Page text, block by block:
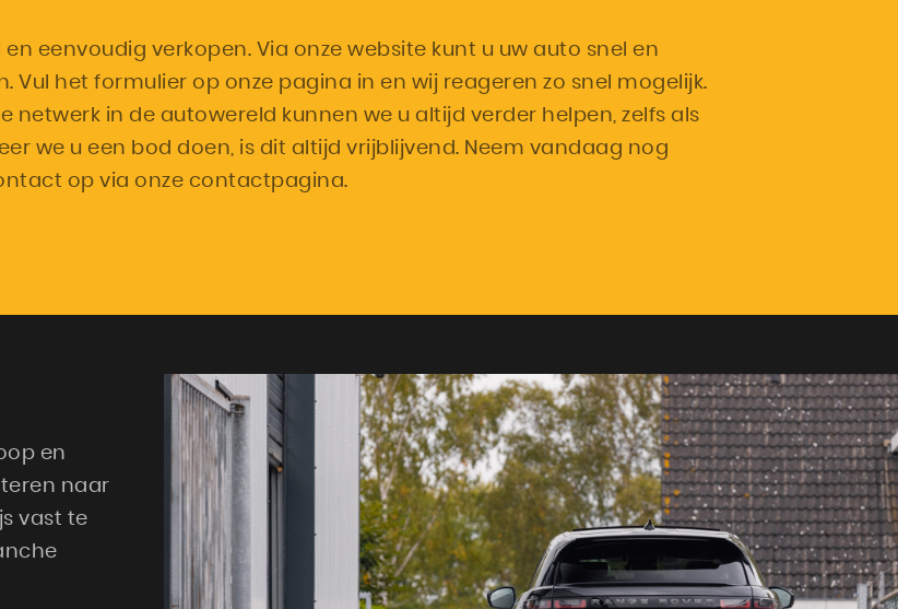
en eenvoudig verkopen. Via onze website kunt u uw auto snel en
Vul het formulier op onze pagina in en wij reageren zo snel mogelijk.
netwerk in de autowereld kunnen we u altijd verder helpen, zelfs als
we u een bod doen, is dit altijd vrijblijvend. Neem vandaag nog
op via onze contactpagina.
en
naar
vast te